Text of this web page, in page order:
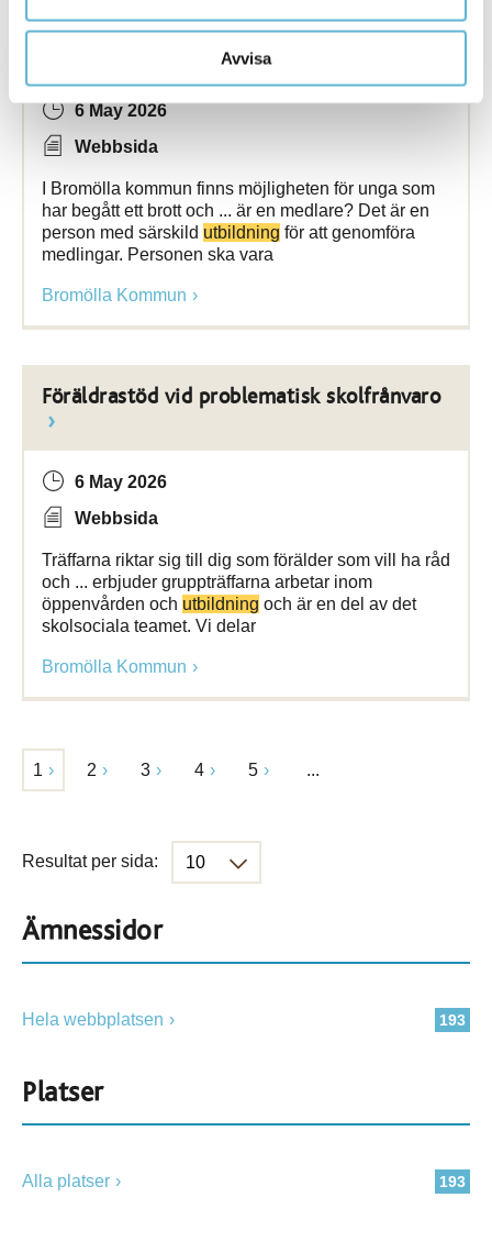
Avvisa
6 May 2026
Webbsida
I Bromölla kommun finns möjligheten för unga som
har begått ett brott och ... är en medlare? Det är en
person med särskild utbildning för att genomföra
medlingar. Personen ska vara
Bromölla Kommun
Föräldrastöd vid problematisk skolfrånvaro
6 May 2026
Webbsida
Träffarna riktar sig till dig som förälder som vill ha råd
och ... erbjuder gruppträffarna arbetar inom
öppenvården och utbildning och är en del av det
skolsociala teamet. Vi delar
Bromölla Kommun
1 2 3 4 5 ...
Resultat per sida:
Ämnessidor
193
Hela webbplatsen
Platser
193
Alla platser